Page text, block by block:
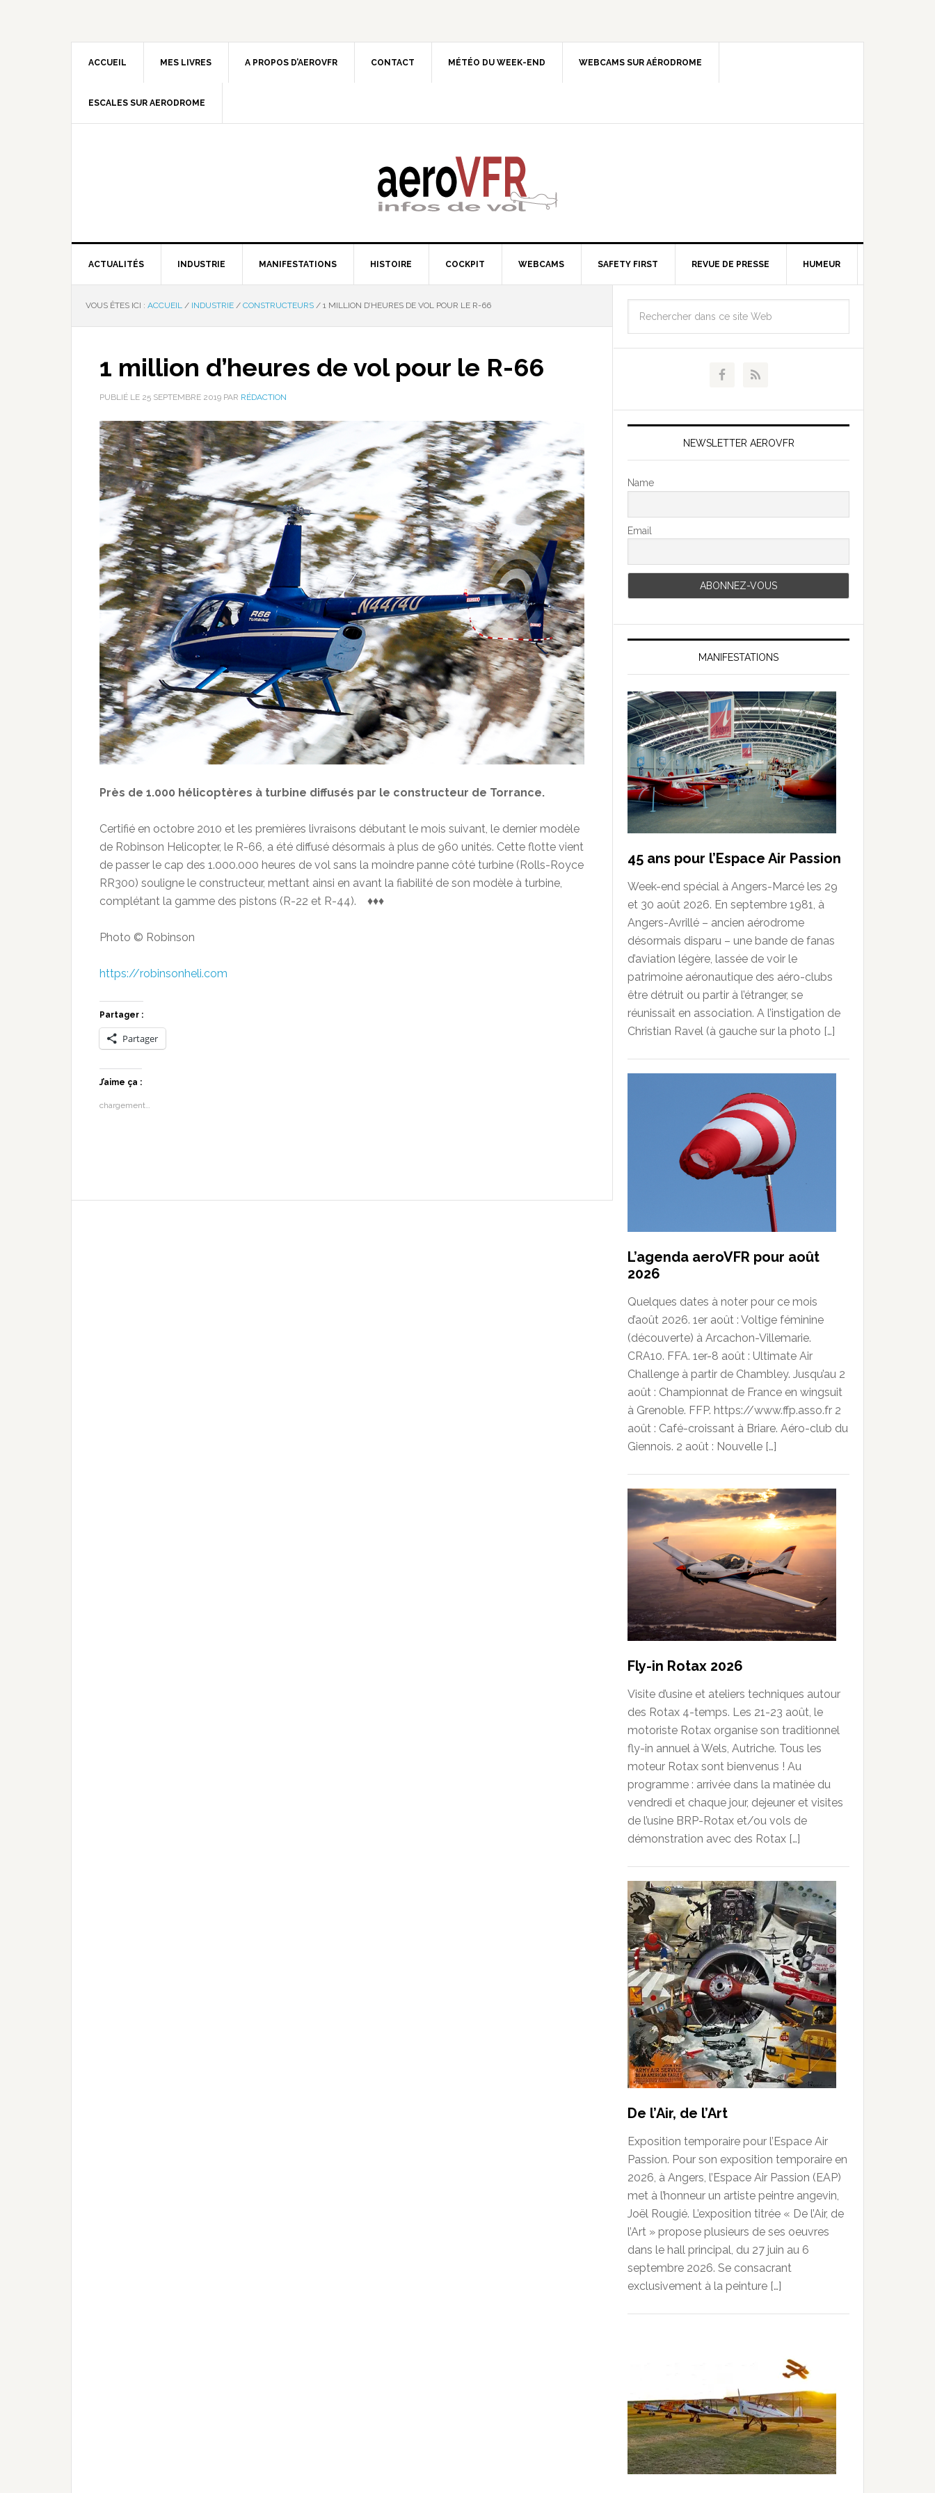
ACCUEIL MES LIVRES A PROPOS D’AEROVFR CONTACT MÉTÉO DU WEEK-END WEBCAMS SUR AÉRODROME
ESCALES SUR AERODROME
ACTUALITÉS INDUSTRIE MANIFESTATIONS HISTOIRE COCKPIT WEBCAMS SAFETY FIRST REVUE DE PRESSE HUMEUR
VOUS ÊTES ICI : ACCUEIL / INDUSTRIE / CONSTRUCTEURS / 1 MILLION D’HEURES DE VOL POUR LE R-66
1 million d’heures de vol pour le R-66
PUBLIÉ LE 25 SEPTEMBRE 2019 PAR RÉDACTION
Près de 1.000 hélicoptères à turbine diffusés par le constructeur de Torrance.
Certifié en octobre 2010 et les premières livraisons débutant le mois suivant, le dernier modèle
de Robinson Helicopter, le R-66, a été diffusé désormais à plus de 960 unités. Cette flotte vient
de passer le cap des 1.000.000 heures de vol sans la moindre panne côté turbine (Rolls-Royce
RR300) souligne le constructeur, mettant ainsi en avant la fiabilité de son modèle à turbine,
complétant la gamme des pistons (R-22 et R-44). ♦♦♦
Photo © Robinson
https://robinsonheli.com
Partager :
Partager
J’aime ça :
chargement…
NEWSLETTER AEROVFR
Name
Email
MANIFESTATIONS
45 ans pour l’Espace Air Passion
Week-end spécial à Angers-Marcé les 29
et 30 août 2026. En septembre 1981, à
Angers-Avrillé – ancien aérodrome
désormais disparu – une bande de fanas
d’aviation légère, lassée de voir le
patrimoine aéronautique des aéro-clubs
être détruit ou partir à l’étranger, se
réunissait en association. A l’instigation de
Christian Ravel (à gauche sur la photo […]
L’agenda aeroVFR pour août
2026
Quelques dates à noter pour ce mois
d’août 2026. 1er août : Voltige féminine
(découverte) à Arcachon-Villemarie.
CRA10. FFA. 1er-8 août : Ultimate Air
Challenge à partir de Chambley. Jusqu’au 2
août : Championnat de France en wingsuit
à Grenoble. FFP. https://www.ffp.asso.fr 2
août : Café-croissant à Briare. Aéro-club du
Giennois. 2 août : Nouvelle […]
Fly-in Rotax 2026
Visite d’usine et ateliers techniques autour
des Rotax 4-temps. Les 21-23 août, le
motoriste Rotax organise son traditionnel
fly-in annuel à Wels, Autriche. Tous les
moteur Rotax sont bienvenus ! Au
programme : arrivée dans la matinée du
vendredi et chaque jour, dejeuner et visites
de l’usine BRP-Rotax et/ou vols de
démonstration avec des Rotax […]
De l’Air, de l’Art
Exposition temporaire pour l’Espace Air
Passion. Pour son exposition temporaire en
2026, à Angers, l’Espace Air Passion (EAP)
met à l’honneur un artiste peintre angevin,
Joël Rougié. L’exposition titrée « De l’Air, de
l’Art » propose plusieurs de ses oeuvres
dans le hall principal, du 27 juin au 6
septembre 2026. Se consacrant
exclusivement à la peinture […]